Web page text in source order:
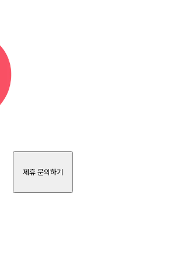
제휴 문의하기